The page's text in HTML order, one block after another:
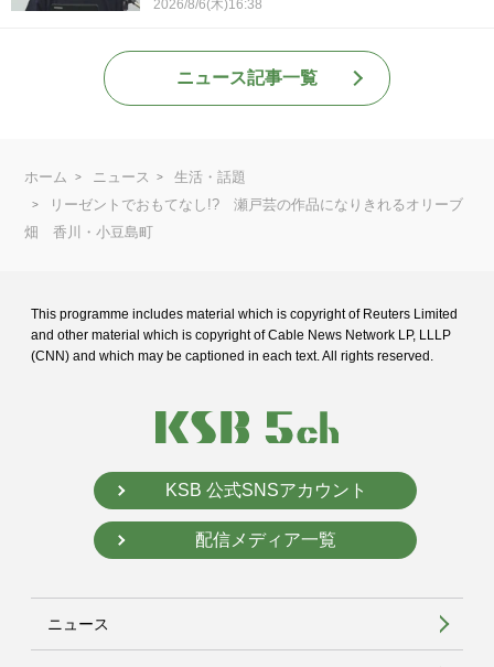
2026/8/6(木)16:38
ニュース記事一覧
ホーム ニュース
生活・話題
リーゼントでおもてなし!? 瀬戸芸の作品になりきれるオリーブ
畑 香川・小豆島町
This programme includes material which is copyright of Reuters Limited
and other material which is copyright of Cable News Network LP, LLLP
(CNN) and which may be captioned in each text. All rights reserved.
KSB 公式SNSアカウント
配信メディア一覧
ニュース